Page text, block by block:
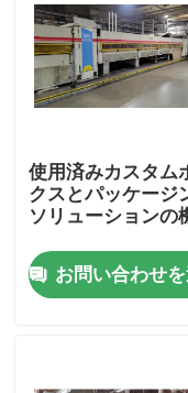
使用済みカスタム
クスとパッケージ
ソリューションの
お問い合わせ